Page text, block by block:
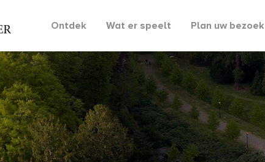
Ontdek Wat er speelt Plan uw bezoek